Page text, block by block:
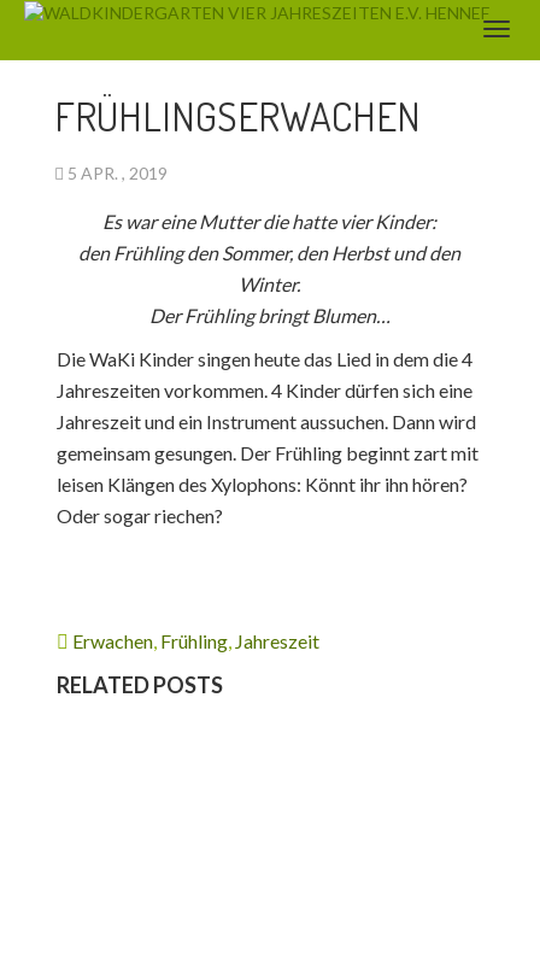
FRÜHLINGSERWACHEN
5 APR. , 2019
Es war eine Mutter die hatte vier Kinder:
den Frühling den Sommer, den Herbst und den
Winter.
Der Frühling bringt Blumen…
Die WaKi Kinder singen heute das Lied in dem die 4
Jahreszeiten vorkommen. 4 Kinder dürfen sich eine
Jahreszeit und ein Instrument aussuchen. Dann wird
gemeinsam gesungen. Der Frühling beginnt zart mit
leisen Klängen des Xylophons: Könnt ihr ihn hören?
Oder sogar riechen?
Erwachen, Frühling, Jahreszeit
RELATED POSTS